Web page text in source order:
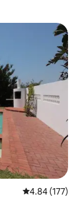
從 177 則評價
4.84 (177)